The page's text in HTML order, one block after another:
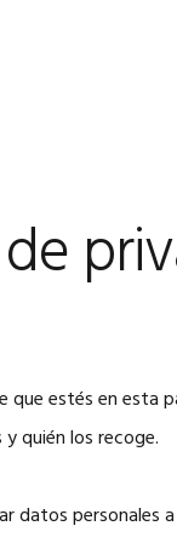
que estés en esta
quién los recoge.
datos personales a